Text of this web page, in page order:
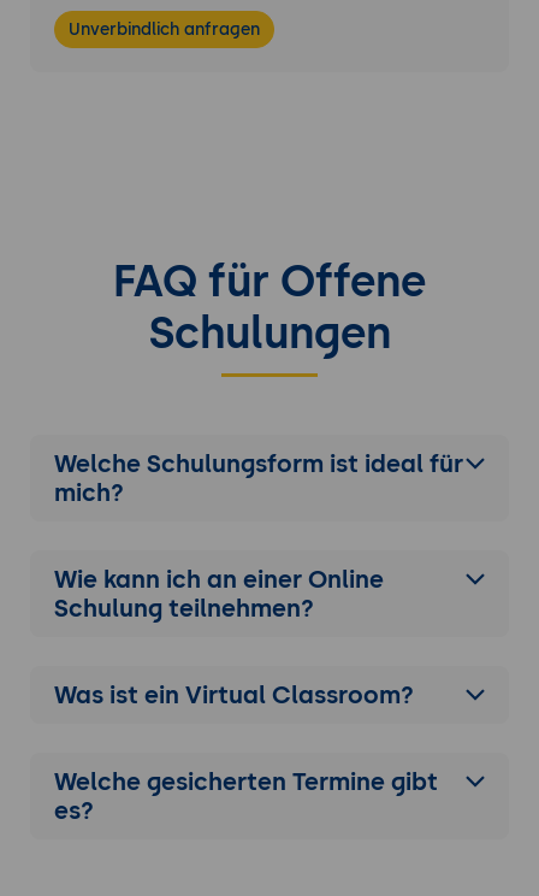
Unverbindlich anfragen
FAQ für Offene
Schulungen
Welche Schulungsform ist ideal für
mich?
Wie kann ich an einer Online
Schulung teilnehmen?
Was ist ein Virtual Classroom?
Welche gesicherten Termine gibt
es?